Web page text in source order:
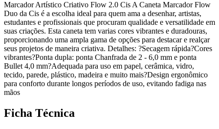
Marcador Artístico Criativo Flow 2.0 Cis A Caneta Marcador Flow
Duo da Cis é a escolha ideal para quem ama a desenhar, artistas,
estudantes e profissionais que procuram qualidade e versatilidade em
suas criações. Esta caneta tem varias cores vibrantes e duradouras,
proporcionando uma ampla gama de opções para destacar e realçar
seus projetos de maneira criativa. Detalhes: ?Secagem rápida?Cores
vibrantes?Ponta dupla: ponta Chanfrada de 2 - 6,0 mm e ponta
Bullet 4,0 mm?Adequada para uso em papel, cerâmica, vidro,
tecido, parede, plástico, madeira e muito mais?Design ergonômico
para conforto durante longos períodos de uso, evitando fadiga nas
mãos
Ficha Técnica